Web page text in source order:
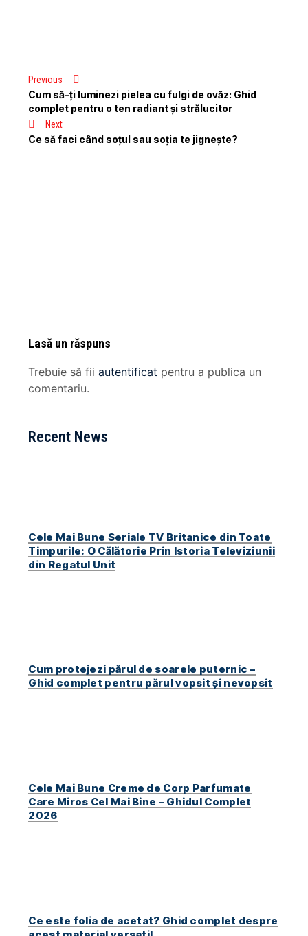
Previous
Cum să-ți luminezi pielea cu fulgi de ovăz: Ghid
complet pentru o ten radiant și strălucitor
Next
Ce să faci când soțul sau soția te jignește?
Lasă un răspuns
Trebuie să fiiautentificat pentru a publica un
comentariu.
Recent News
Cele Mai Bune Seriale TV Britanice din Toate
Timpurile: O Călătorie Prin Istoria Televiziunii
din Regatul Unit
Cum protejezi părul de soarele puternic –
Ghid complet pentru părul vopsit și nevopsit
Cele Mai Bune Creme de Corp Parfumate
Care Miros Cel Mai Bine – Ghidul Complet
2026
Ce este folia de acetat? Ghid complet despre